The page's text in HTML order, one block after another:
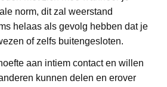
norm, dit zal weerstand
helaas als gevolg hebben dat je
of zelfs buitengesloten.
aan intiem contact en willen
kunnen delen en erover